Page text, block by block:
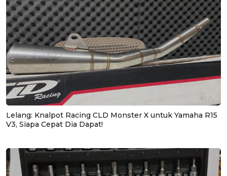
Lelang: Knalpot Racing CLD Monster X untuk Yamaha R15
V3, Siapa Cepat Dia Dapat!